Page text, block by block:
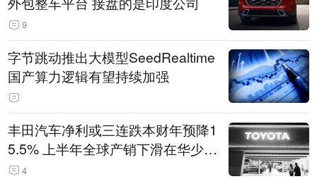
9
字节跳动推出大模型SeedRealtime
国产算力逻辑有望持续加强
丰田汽车净利或三连跌本财年预降1
5.5% 上半年全球产销下滑在华少卖
14.3万辆
4